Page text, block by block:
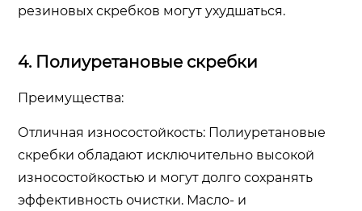
резиновых скребков могут ухудшаться.
4. Полиуретановые скребки
Преимущества:
Отличная износостойкость: Полиуретановые
скребки обладают исключительно высокой
износостойкостью и могут долго сохранять
эффективность очистки. Масло- и